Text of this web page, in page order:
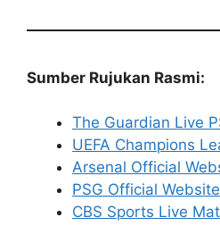
Sumber Rujukan Rasmi:
The Guardian Live
UEFA Champions
Arsenal Official
PSG Official Website
CBS Sports Live